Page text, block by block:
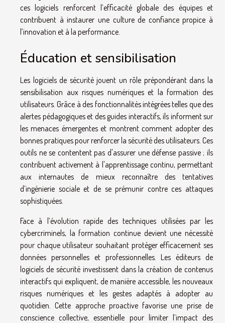
ces logiciels renforcent l’efficacité globale des équipes et
contribuent à instaurer une culture de confiance propice à
l’innovation et à la performance.
Éducation et sensibilisation
Les logiciels de sécurité jouent un rôle prépondérant dans la
sensibilisation aux risques numériques et la formation des
utilisateurs. Grâce à des fonctionnalités intégrées telles que des
alertes pédagogiques et des guides interactifs, ils informent sur
les menaces émergentes et montrent comment adopter des
bonnes pratiques pour renforcer la sécurité des utilisateurs. Ces
outils ne se contentent pas d'assurer une défense passive ; ils
contribuent activement à l'apprentissage continu, permettant
aux internautes de mieux reconnaître des tentatives
d’ingénierie sociale et de se prémunir contre ces attaques
sophistiquées.
Face à l’évolution rapide des techniques utilisées par les
cybercriminels, la formation continue devient une nécessité
pour chaque utilisateur souhaitant protéger efficacement ses
données personnelles et professionnelles. Les éditeurs de
logiciels de sécurité investissent dans la création de contenus
interactifs qui expliquent, de manière accessible, les nouveaux
risques numériques et les gestes adaptés à adopter au
quotidien. Cette approche proactive favorise une prise de
conscience collective, essentielle pour limiter l’impact des